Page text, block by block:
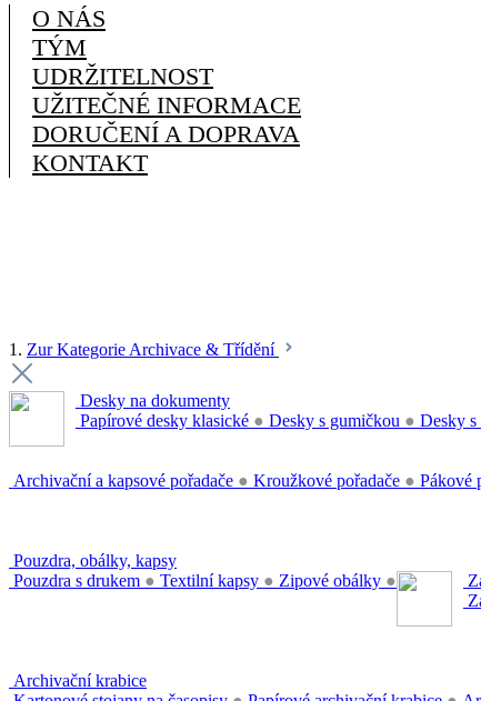
O NÁS
TÝM
UDRŽITELNOST
UŽITEČNÉ INFORMACE
DORUČENÍ A DOPRAVA
KONTAKT
1. Zur Kategorie Archivace & Třídění
Desky na dokumenty
Papírové desky klasické ● Desky s gumičkou ● Desky
Archivační a kapsové pořadače ● Kroužkové pořadače ● Pákové
Pouzdra, obálky, kapsy
Pouzdra s drukem ● Textilní kapsy ● Zipové obálky ●
Archivační krabice